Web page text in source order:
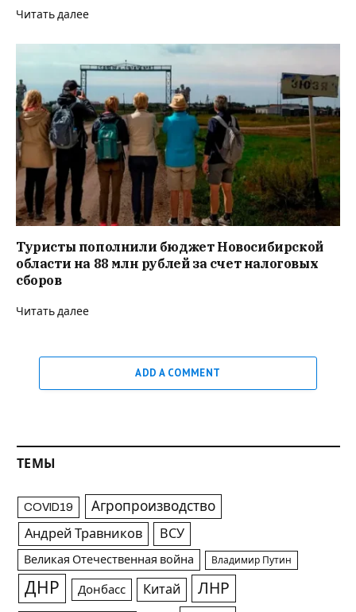
Читать далее
Туристы пополнили бюджет Новосибирской
области на 88 млн рублей за счет налоговых
сборов
Читать далее
ADD A COMMENT
ТЕМЫ
COVID19 Агропроизводство
Андрей Травников ВСУ
Великая Отечественная война Владимир Путин
ДНР Донбасс Китай ЛНР